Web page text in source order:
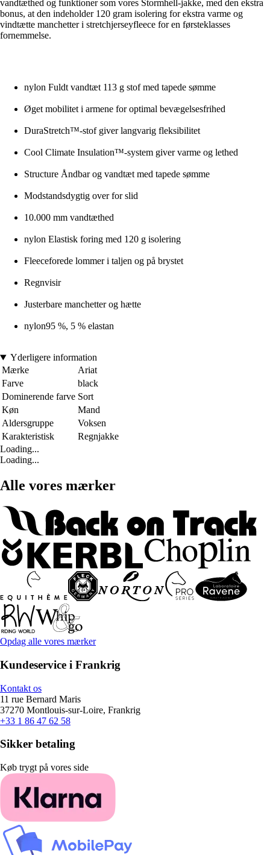
vandtæthed og funktioner som vores Stormhell-jakke, med den ekstra
bonus, at den indeholder 120 gram isolering for ekstra varme og
vindtætte manchetter i stretchjerseyfleece for en førsteklasses
fornemmelse.
nylon Fuldt vandtæt 113 g stof med tapede sømme
Øget mobilitet i armene for optimal bevægelsesfrihed
DuraStretch™-stof giver langvarig fleksibilitet
Cool Climate Insulation™-system giver varme og lethed
Structure Åndbar og vandtæt med tapede sømme
Modstandsdygtig over for slid
10.000 mm vandtæthed
nylon Elastisk foring med 120 g isolering
Fleeceforede lommer i taljen og på brystet
Regnvisir
Justerbare manchetter og hætte
nylon95 %, 5 % elastan
Yderligere information
Mærke
Ariat
Farve
black
Dominerende farve Sort
Køn
Mand
Aldersgruppe
Voksen
Karakteristisk
Regnjakke
Loading...
Loading...
Alle vores mærker
Opdag alle vores mærker
Kundeservice i Frankrig
Kontakt os
11 rue Bernard Maris
37270 Montlouis-sur-Loire, Frankrig
+33 1 86 47 62 58
Sikker betaling
Køb trygt på vores side